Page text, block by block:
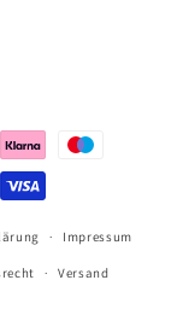
Impressum
Versand